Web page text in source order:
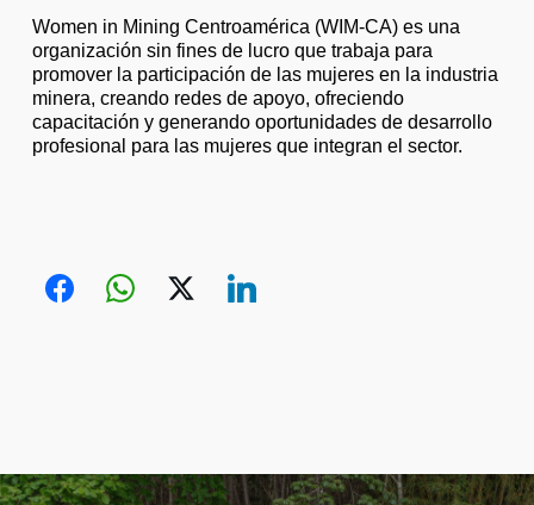
Women in Mining Centroamérica (WIM-CA) es una
organización sin fines de lucro que trabaja para
promover la participación de las mujeres en la industria
minera, creando redes de apoyo, ofreciendo
capacitación y generando oportunidades de desarrollo
profesional para las mujeres que integran el sector.